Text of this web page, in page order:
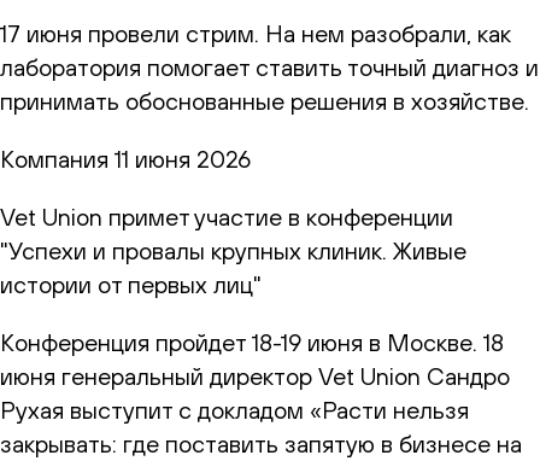
17 июня провели стрим. На нем разобрали, как
лаборатория помогает ставить точный диагноз и
принимать обоснованные решения в хозяйстве.
Компания 11 июня 2026
Vet Union примет участие в конференции
"Успехи и провалы крупных клиник. Живые
истории от первых лиц"
Конференция пройдет 18-19 июня в Москве. 18
июня генеральный директор Vet Union Сандро
Рухая выступит с докладом «Расти нельзя
закрывать: где поставить запятую в бизнесе на